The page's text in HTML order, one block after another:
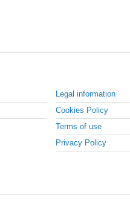
Legal information
Cookies Policy
Terms of use
Privacy Policy